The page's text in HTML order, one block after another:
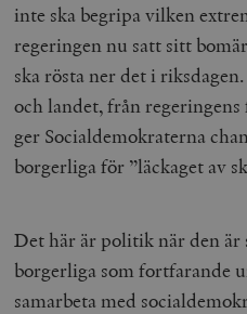
inte ska begripa vilken
regeringen nu satt sitt
ska rösta ner det i
och landet, från
ger Socialdemokraterna
borgerliga för ”läckaget av
Det här är politik när den är
borgerliga som fortfarande
samarbeta med